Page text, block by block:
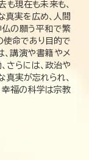
も現在も未来も、
真実を広め、人間
仏の願う平和で繁
使命であり目的で
、講演や書籍やメ
さらには、政治や
真実が忘れられ、
幸福の科学は宗教